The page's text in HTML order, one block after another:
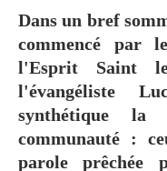
Dans un bref
commencé par
l'Esprit Saint
l'évangéliste
synthétique
communauté :
parole prêchée